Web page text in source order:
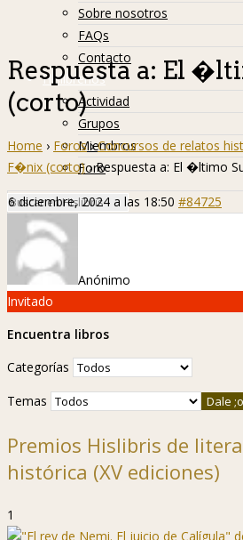
Sobre nosotros
FAQs
Contacto
Hislibreños
Actividad
Grupos
Miembros
Foro
Respuesta a: El
(corto)
Home › Foros › Concursos de relatos
F�nix (corto) › Respuesta a: El �ltimo
6 diciembre, 2024 a las 18:50 #84725
Anónimo
Invitado
Encuentra libros
Categorías
Temas
Premios Hislibris de
histórica (XV ediciones)
1